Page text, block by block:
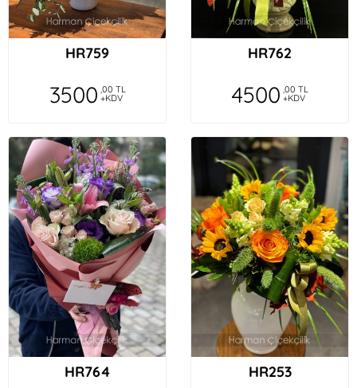
HR759
3500 ,00 TL
+KDV
HR762
4500 ,00 TL
+KDV
HR764 HR253